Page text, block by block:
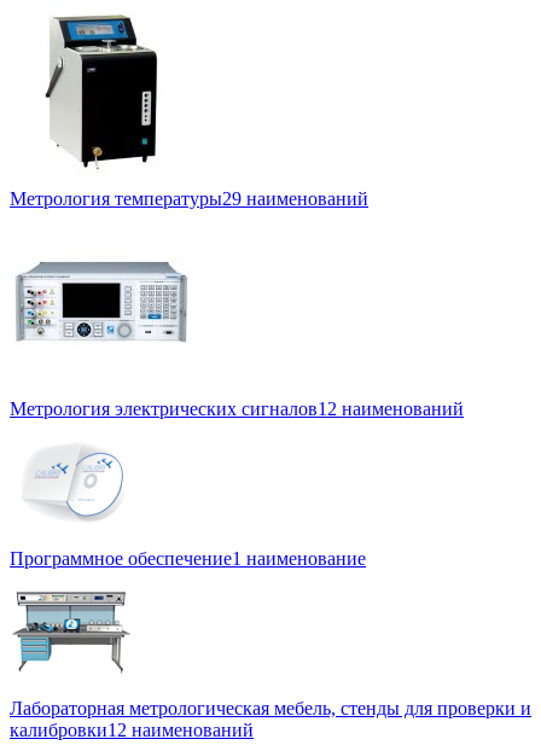
Метрология температуры29 наименований
Метрология электрических сигналов12 наименований
Программное обеспечение1 наименование
Лабораторная метрологическая мебель, стенды для проверки и
калибровки12 наименований